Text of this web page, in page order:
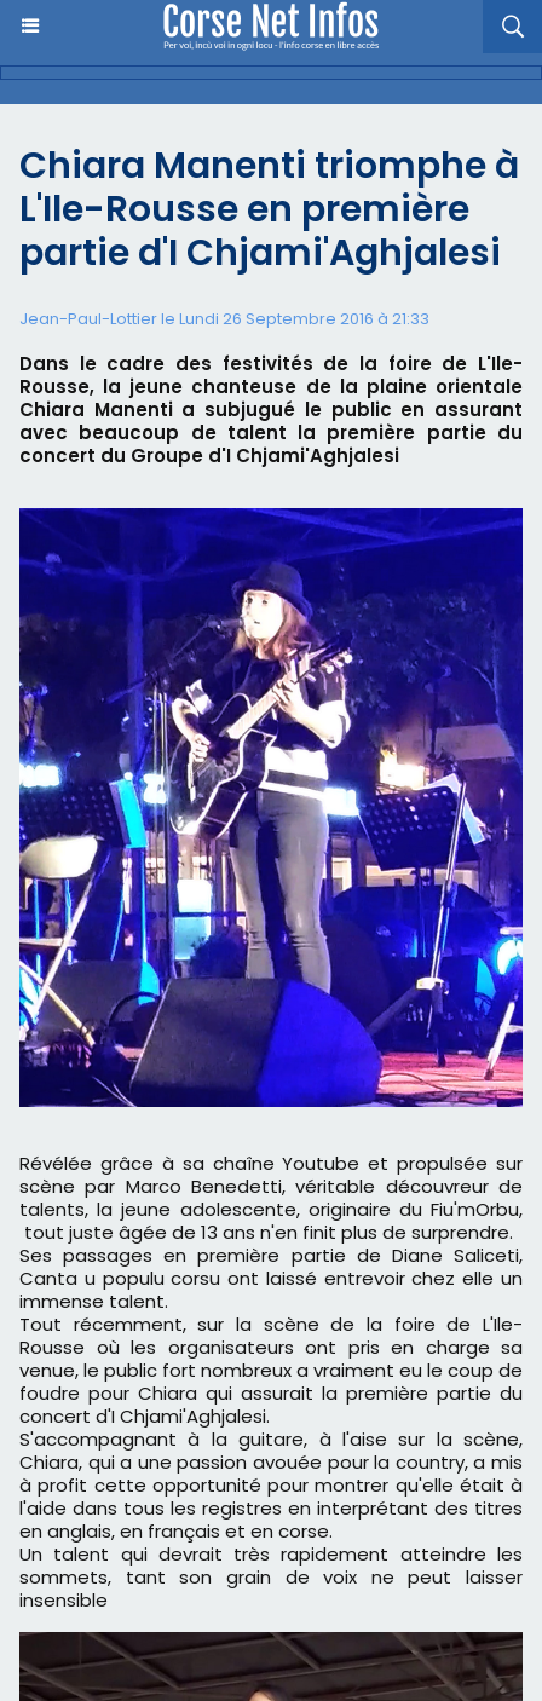
Chiara Manenti triomphe à
L'Ile-Rousse en première
partie d'I Chjami'Aghjalesi
Jean-Paul-Lottier le Lundi 26 Septembre 2016 à 21:33
Dans le cadre des festivités de la foire de L'Ile-
Rousse, la jeune chanteuse de la plaine orientale
Chiara Manenti a subjugué le public en assurant
avec beaucoup de talent la première partie du
concert du Groupe d'I Chjami'Aghjalesi
Révélée grâce à sa chaîne Youtube et propulsée sur
scène par Marco Benedetti, véritable découvreur de
talents, la jeune adolescente, originaire du Fiu'mOrbu,
tout juste âgée de 13 ans n'en finit plus de surprendre.
Ses passages en première partie de Diane Saliceti,
Canta u populu corsu ont laissé entrevoir chez elle un
immense talent.
Tout récemment, sur la scène de la foire de L'Ile-
Rousse où les organisateurs ont pris en charge sa
venue, le public fort nombreux a vraiment eu le coup de
foudre pour Chiara qui assurait la première partie du
concert d'I Chjami'Aghjalesi.
S'accompagnant à la guitare, à l'aise sur la scène,
Chiara, qui a une passion avouée pour la country, a mis
à profit cette opportunité pour montrer qu'elle était à
l'aide dans tous les registres en interprétant des titres
en anglais, en français et en corse.
Un talent qui devrait très rapidement atteindre les
sommets, tant son grain de voix ne peut laisser
insensible